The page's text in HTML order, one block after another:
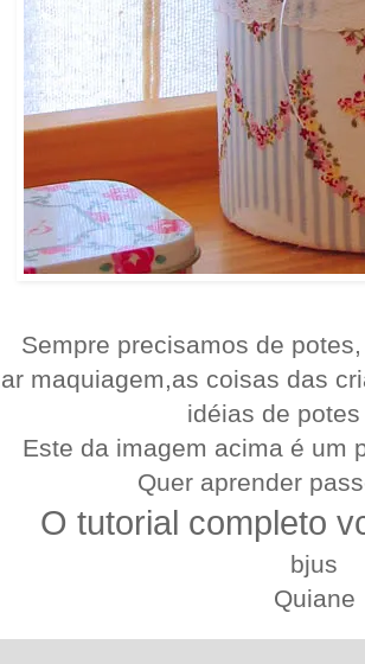
Sempre precisamos de
maquiagem,as coisas das
idéias de
Este da imagem acima é um
Quer aprender
O tutorial completo
bjus
Quiane